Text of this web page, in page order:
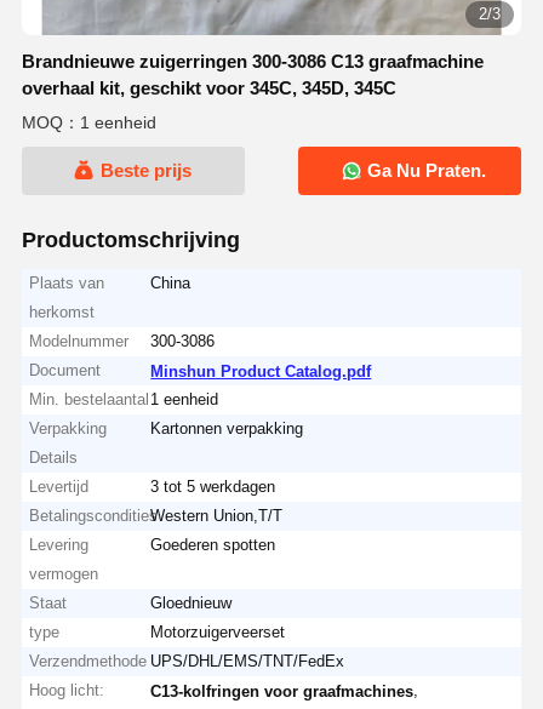
2/3
Brandnieuwe zuigerringen 300-3086 C13 graafmachine
overhaal kit, geschikt voor 345C, 345D, 345C
MOQ：1 eenheid
Beste prijs Ga Nu Praten.
Productomschrijving
Plaats van
herkomst
China
Modelnummer
300-3086
Document
Minshun Product Catalog.pdf
Min. bestelaantal 1 eenheid
Verpakking
Details
Kartonnen verpakking
Levertijd
3 tot 5 werkdagen
BetalingsconditiesWestern Union,T/T
Levering
vermogen
Goederen spotten
Staat
Gloednieuw
type
Motorzuigerveerset
Verzendmethode UPS/DHL/EMS/TNT/FedEx
Hoog licht:
C13-kolfringen voor graafmachines